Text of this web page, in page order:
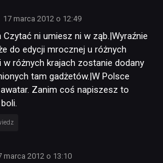
17 marca 2012 o 12:49
ni umiesz ni w ząb.|Wyraźnie
do edycji mrocznej u różnych
różnych krajach zostanie dodany
tam gadżetów.|W Polsce
Zanim coś napiszesz to
marca 2012 o 13:10